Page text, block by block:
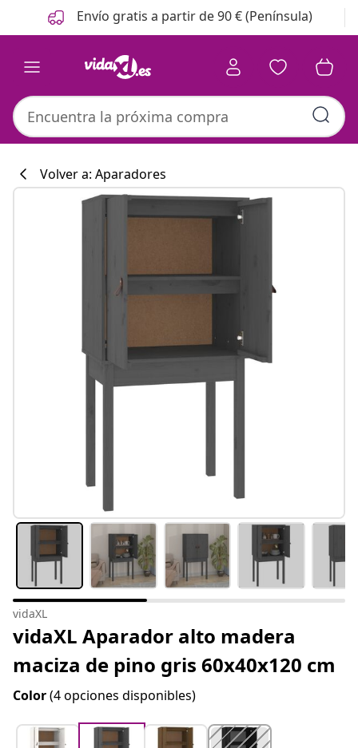
Anterior
Siguiente Envío gratis a partir de 90 € (Península)
Volver a: Aparadores
vidaXL
vidaXL Aparador alto madera
maciza de pino gris 60x40x120 cm
Color(4 opciones disponibles)